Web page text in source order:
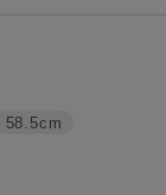
58.5cm